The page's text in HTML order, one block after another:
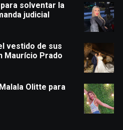
solventar la
judicial
vestido de sus
Maurício Prado
Olitte para